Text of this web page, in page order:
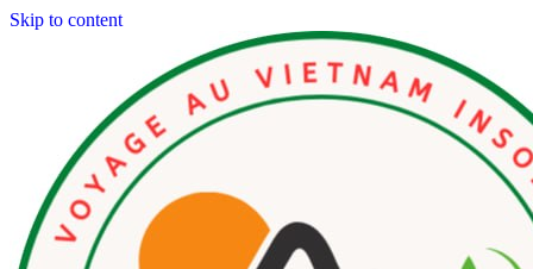
Skip to content